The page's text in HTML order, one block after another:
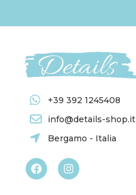
+39 392 1245408
info@details-shop.it
Bergamo - Italia